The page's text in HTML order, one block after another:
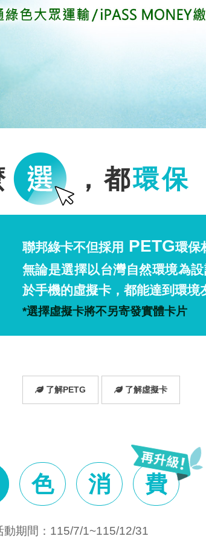
，都環保
聯邦綠卡不但採用 PETG環保
無論是選擇以台灣自然環境為
於手機的虛擬卡，都能達到環境
*選擇虛擬卡將不另寄發實體卡片
了解PETG 了解虛擬卡
色 消 費
動期間：115/7/1~115/12/31